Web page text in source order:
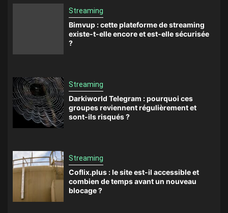
Streaming
Bimvup : cette plateforme de streaming
existe-t-elle encore et est-elle sécurisée
?
Streaming
Darkiworld Telegram : pourquoi ces
groupes reviennent régulièrement et
sont-ils risqués ?
Streaming
Coflix.plus : le site est-il accessible et
combien de temps avant un nouveau
blocage ?